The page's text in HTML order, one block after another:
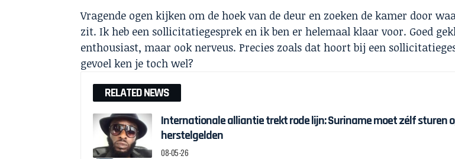
Vragende ogen kijken om de hoek van de deur en zoeken de kamer door
zit. Ik heb een sollicitatiegesprek en ik ben er helemaal klaar voor. Goed
enthousiast, maar ook nerveus. Precies zoals dat hoort bij een
gevoel ken je toch wel?
RELATED NEWS
Internationale alliantie trekt rode lijn: Suriname moet zélf sturen
herstelgelden
08-05-26